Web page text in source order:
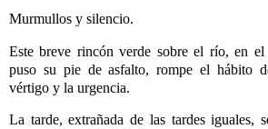
Murmullos y silencio.
Este breve rincón verde sobre el río, en
puso su pie de asfalto, rompe el hábito
vértigo y la urgencia.
La tarde, extrañada de las tardes iguales,